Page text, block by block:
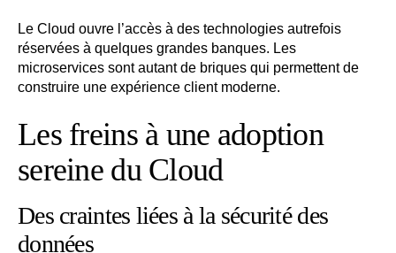
Le Cloud ouvre l’accès à des technologies autrefois
réservées à quelques grandes banques. Les
microservices sont autant de briques qui permettent de
construire une expérience client moderne.
Les freins à une adoption
sereine du Cloud
Des craintes liées à la sécurité des
données